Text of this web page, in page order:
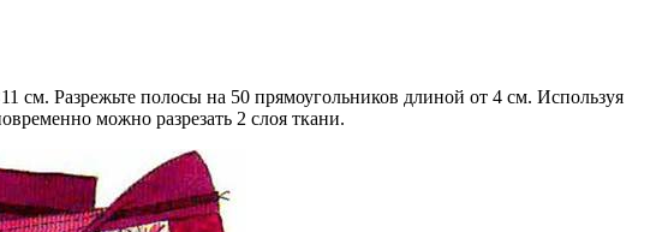
см. Разрежьте полосы на 50 прямоугольников длиной от 4 см. Используя
можно разрезать 2 слоя ткани.